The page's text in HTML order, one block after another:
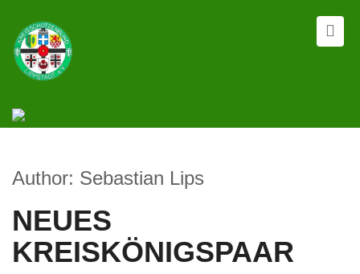
Author: Sebastian Lips
NEUES
KREISKÖNIGSPAAR